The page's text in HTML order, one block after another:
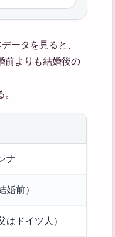
ータを見ると、
前よりも結婚後の
ナ
婚前）
はドイツ人）